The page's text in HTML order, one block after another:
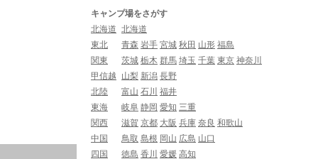
キャンプ場をさがす
北海道 北海道
東北
青森 岩手 宮城 秋田 山形 福島
関東
茨城 栃木 群馬 埼玉 千葉 東京 神奈川
甲信越
山梨 新潟 長野
北陸
富山 石川 福井
東海
岐阜 静岡 愛知 三重
関西
滋賀 京都 大阪 兵庫 奈良 和歌山
中国
鳥取 島根 岡山 広島 山口
四国
徳島 香川 愛媛 高知